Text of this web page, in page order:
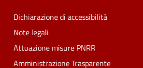
Dichiarazione di accessibilità
Note legali
Attuazione misure PNRR
Amministrazione Trasparente